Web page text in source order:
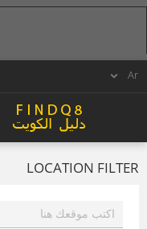
LOCATION FILTER